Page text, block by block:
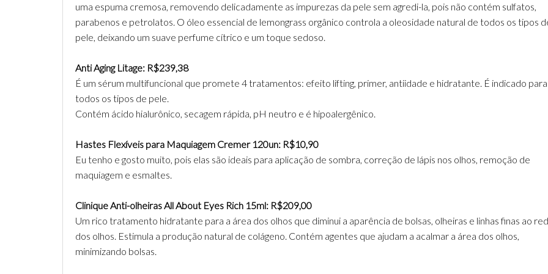
uma espuma cremosa, removendo delicadamente as impurezas da pele sem agredi-la, pois não contém sulfatos,
parabenos e petrolatos. O óleo essencial de lemongrass orgânico controla a oleosidade natural de todos os tipos
pele, deixando um suave perfume cítrico e um toque sedoso.
Anti Aging Litage: R$239,38
É um sérum multifuncional que promete 4 tratamentos: efeito lifting, primer, antiidade e hidratante. É indicado para
todos os tipos de pele.
Contém ácido hialurônico, secagem rápida, pH neutro e é hipoalergênico.
Hastes Flexíveis para Maquiagem Cremer 120un: R$10,90
Eu tenho e gosto muito, pois elas são ideais para aplicação de sombra, correção de lápis nos olhos, remoção de
maquiagem e esmaltes.
Clinique Anti-olheiras All About Eyes Rich 15ml: R$209,00
Um rico tratamento hidratante para a área dos olhos que diminui a aparência de bolsas, olheiras e linhas finas ao
dos olhos. Estimula a produção natural de colágeno. Contém agentes que ajudam a acalmar a área dos olhos,
minimizando bolsas.